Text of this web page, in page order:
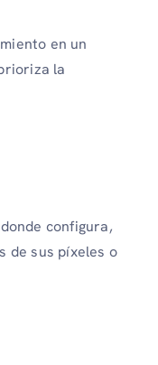
en un
la
configura,
de sus píxeles o